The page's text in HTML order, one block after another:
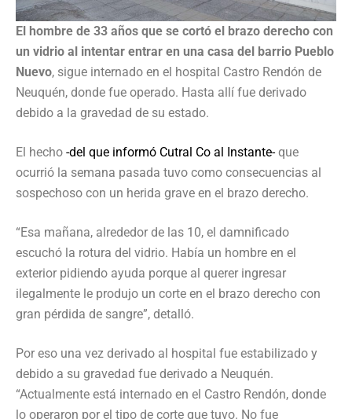
El hombre de 33 años que se cortó el brazo derecho con
un vidrio al intentar entrar en una casa del barrio Pueblo
Nuevo, sigue internado en el hospital Castro Rendón de
Neuquén, donde fue operado. Hasta allí fue derivado
debido a la gravedad de su estado.
El hecho -del que informó Cutral Co al Instante-que
ocurrió la semana pasada tuvo como consecuencias al
sospechoso con un herida grave en el brazo derecho.
“Esa mañana, alrededor de las 10, el damnificado
escuchó la rotura del vidrio. Había un hombre en el
exterior pidiendo ayuda porque al querer ingresar
ilegalmente le produjo un corte en el brazo derecho con
gran pérdida de sangre”, detalló.
Por eso una vez derivado al hospital fue estabilizado y
debido a su gravedad fue derivado a Neuquén.
“Actualmente está internado en el Castro Rendón, donde
lo operaron por el tipo de corte que tuvo. No fue